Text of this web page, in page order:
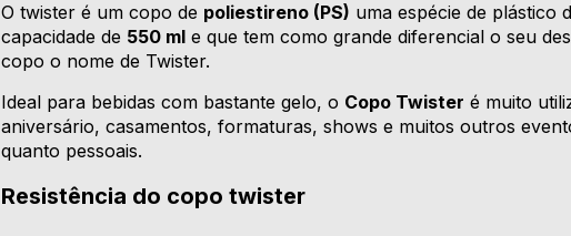
O twister é um copo de poliestireno (PS) uma espécie de plástico
capacidade de 550 ml e que tem como grande diferencial o seu
copo o nome de Twister.
Ideal para bebidas com bastante gelo, o Copo Twister é muito
aniversário, casamentos, formaturas, shows e muitos outros
quanto pessoais.
Resistência do copo twister